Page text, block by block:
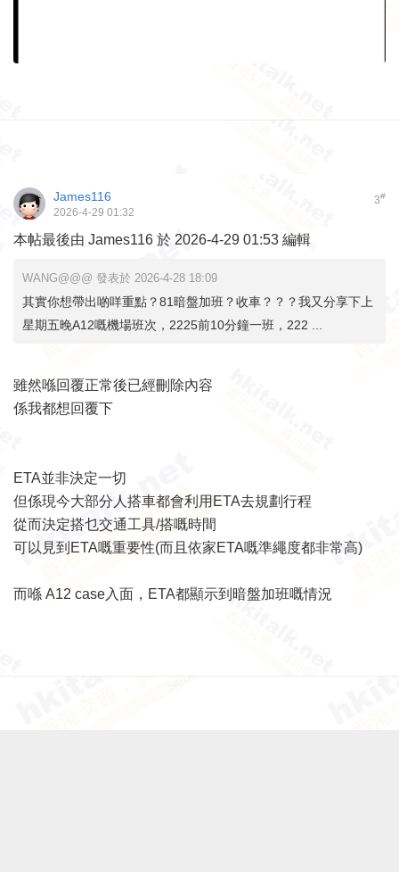
3#
James116
2026-4-29 01:32
本帖最後由 James116 於 2026-4-29 01:53 編輯
WANG@@@ 發表於 2026-4-28 18:09
其實你想帶出啲咩重點？81暗盤加班？收車？？？我又分享下上
星期五晚A12嘅機場班次，2225前10分鐘一班，222 ...
雖然喺回覆正常後已經刪除內容
係我都想回覆下
ETA並非決定一切
但係現今大部分人搭車都會利用ETA去規劃行程
從而決定搭乜交通工具/搭嘅時間
可以見到ETA嘅重要性(而且依家ETA嘅準繩度都非常高)
而喺 A12 case入面，ETA都顯示到暗盤加班嘅情況